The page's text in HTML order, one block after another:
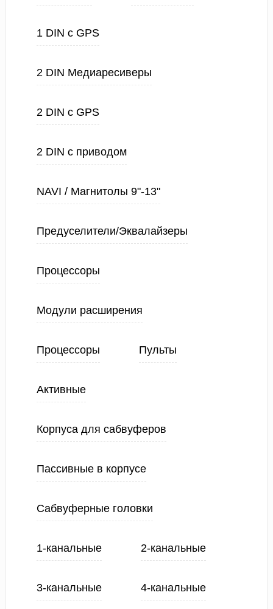
1 DIN с GPS
2 DIN Медиаресиверы
2 DIN с GPS
2 DIN с приводом
NAVI / Магнитолы 9"-13"
Предуселители/Эквалайзеры
Процессоры
Модули расширения
Процессоры Пульты
Активные
Корпуса для сабвуферов
Пассивные в корпусе
Сабвуферные головки
1-канальные 2-канальные
3-канальные 4-канальные